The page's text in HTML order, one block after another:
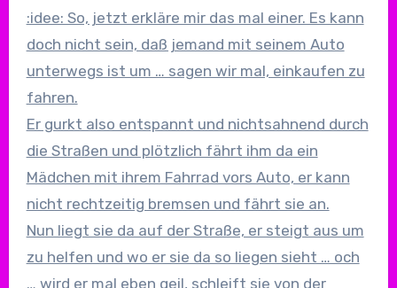
:idee: So, jetzt erkläre mir das mal einer. Es kann
doch nicht sein, daß jemand mit seinem Auto
unterwegs ist um … sagen wir mal, einkaufen zu
fahren.
Er gurkt also entspannt und nichtsahnend durch
die Straßen und plötzlich fährt ihm da ein
Mädchen mit ihrem Fahrrad vors Auto, er kann
nicht rechtzeitig bremsen und fährt sie an.
Nun liegt sie da auf der Straße, er steigt aus um
zu helfen und wo er sie da so liegen sieht … och
… wird er mal eben geil, schleift sie von der